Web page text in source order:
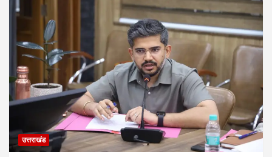
उत्तराखंड